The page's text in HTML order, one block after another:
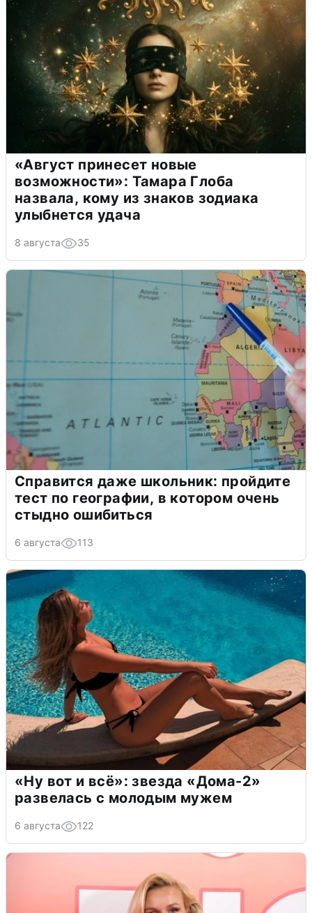
«Август принесет новые
возможности»: Тамара Глоба
назвала, кому из знаков зодиака
улыбнется удача
8 августа 35
Справится даже школьник: пройдите
тест по географии, в котором очень
стыдно ошибиться
6 августа 113
«Ну вот и всё»: звезда «Дома-2»
развелась с молодым мужем
6 августа 122